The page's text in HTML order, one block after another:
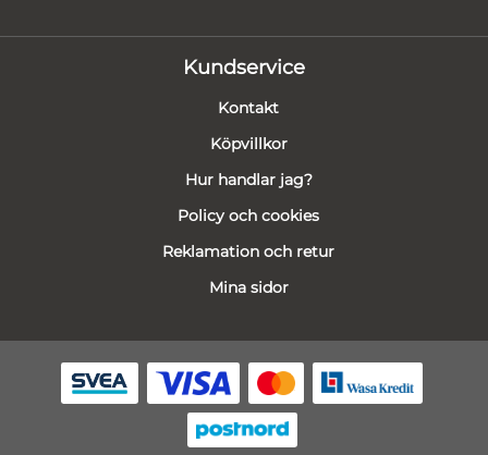
Kundservice
Kontakt
Köpvillkor
Hur handlar jag?
Policy och cookies
Reklamation och retur
Mina sidor